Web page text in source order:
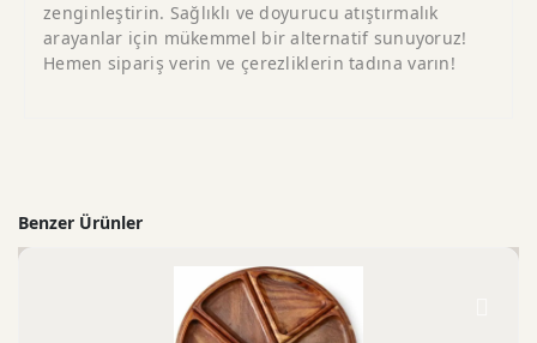
zenginleştirin. Sağlıklı ve doyurucu atıştırmalık
arayanlar için mükemmel bir alternatif sunuyoruz!
Hemen sipariş verin ve çerezliklerin tadına varın!
Benzer Ürünler